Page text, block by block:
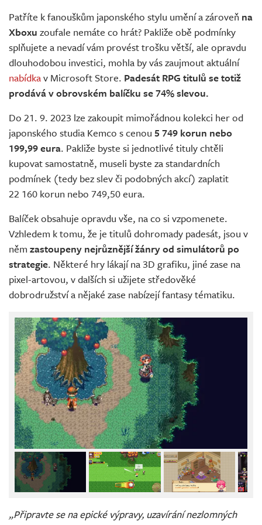
Patříte k fanouškům japonského stylu umění a zároveň na
Xboxu zoufale nemáte co hrát? Pakliže obě podmínky
splňujete a nevadí vám provést trošku větší, ale opravdu
dlouhodobou investici, mohla by vás zaujmout aktuální
nabídkav Microsoft Store. Padesát RPG titulů se totiž
prodává v obrovském balíčku se 74% slevou.
Do 21. 9. 2023 lze zakoupit mimořádnou kolekci her od
japonského studia Kemco s cenou 5 749 korun nebo
199,99 eura. Pakliže byste si jednotlivé tituly chtěli
kupovat samostatně, museli byste za standardních
podmínek (tedy bez slev či podobných akcí) zaplatit
22 160 korun nebo 749,50 eura.
Balíček obsahuje opravdu vše, na co si vzpomenete.
Vzhledem k tomu, že je titulů dohromady padesát, jsou v
něm zastoupeny nejrůznější žánry od simulátorů po
strategie. Některé hry lákají na 3D grafiku, jiné zase na
pixel-artovou, v dalších si užijete středověké
dobrodružství a nějaké zase nabízejí fantasy tématiku.
„Připravte se na epické výpravy, uzavírání nezlomných